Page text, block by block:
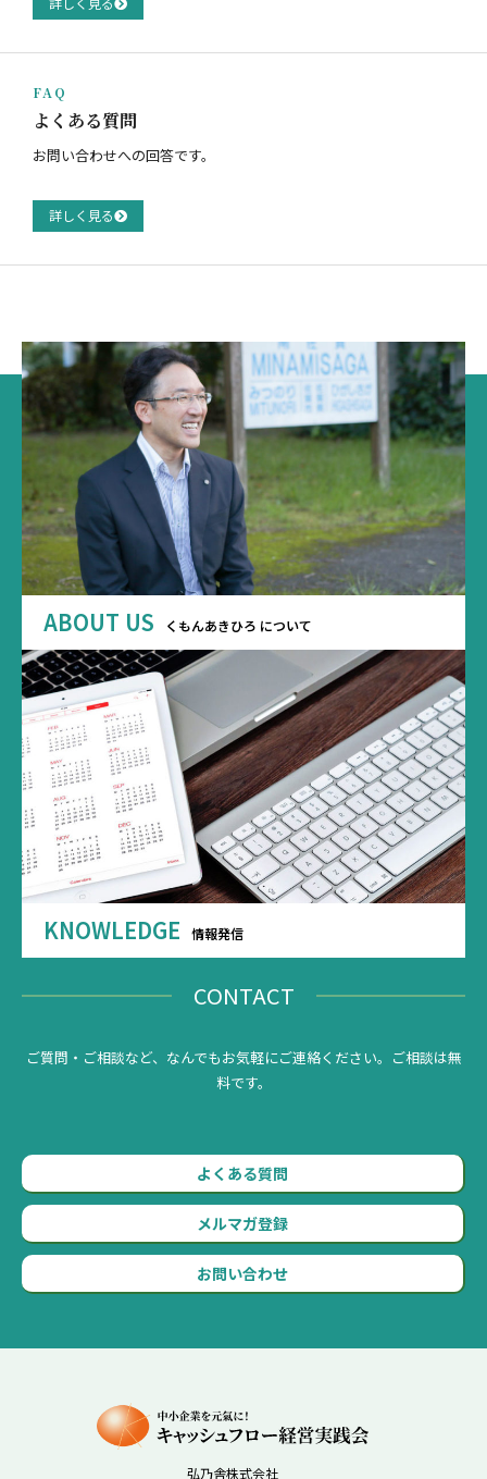
FAQ
よくある質問
お問い合わせへの回答です。
詳しく見る
ABOUT US くもんあきひろ について
KNOWLEDGE 情報発信
CONTACT
ご質問・ご相談など、なんでもお気軽にご連絡ください。ご相談は無
料です。
よくある質問
メルマガ登録
お問い合わせ
弘乃舎株式会社